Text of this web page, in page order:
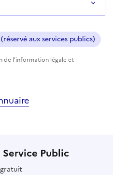
aux services publics)
de l'information légale et
Public